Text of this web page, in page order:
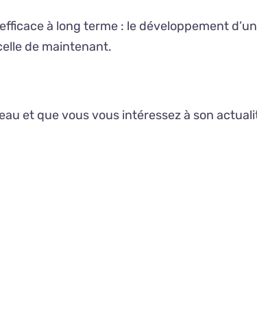
à long terme : le développement
de maintenant.
et que vous vous intéressez à son